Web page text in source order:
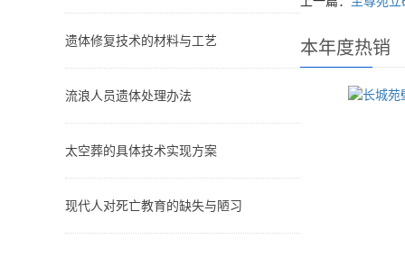
遗体修复技术的材料与工艺
流浪人员遗体处理办法
太空葬的具体技术实现方案
现代人对死亡教育的缺失与陋习
本年度热销